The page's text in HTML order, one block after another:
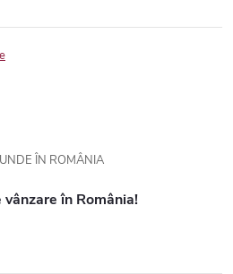
ÎN ROMÂNIA
în România!